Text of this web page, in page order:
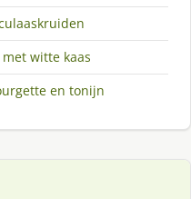
witte kaas
en tonijn